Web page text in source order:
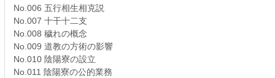
No.006 五行相生相克説
No.007 十干十二支
No.008 穢れの概念
No.009 道教の方術の影響
No.010 陰陽寮の設立
No.011 陰陽寮の公的業務